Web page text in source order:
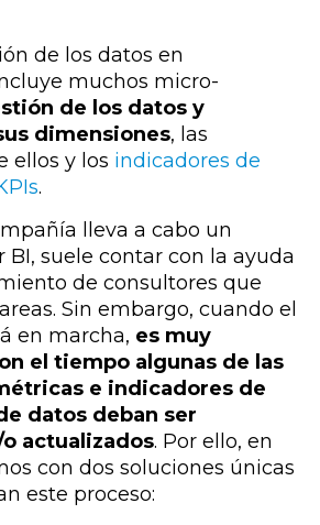
de los datos en
muchos micro-
de los datos y
dimensiones, las
ellos y los indicadores de
.
lleva a cabo un
BI, suele contar con la ayuda
de consultores que
Sin embargo, cuando el
en marcha, es muy
el tiempo algunas de las
e indicadores de
datos deban ser
actualizados. Por ello, en
con dos soluciones únicas
este proceso: